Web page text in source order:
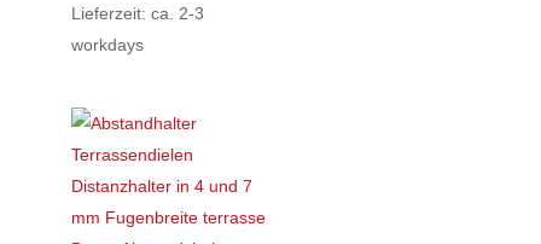
81,97€
Lieferzeit: ca. 2-3
workdays
Produkt